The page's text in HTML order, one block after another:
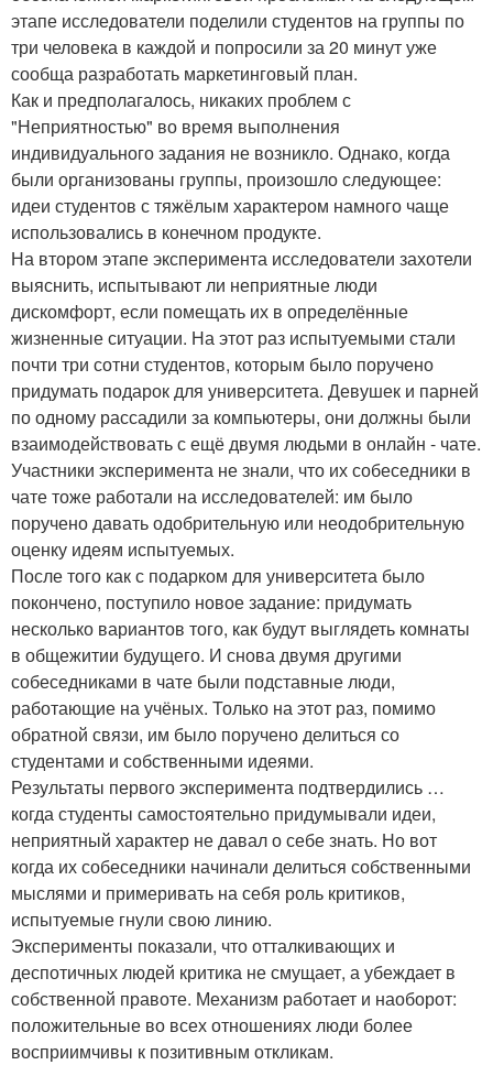
этапе исследователи поделили студентов на группы по
три человека в каждой и попросили за 20 минут уже
сообща разработать маркетинговый план.
Как и предполагалось, никаких проблем с
"Неприятностью" во время выполнения
индивидуального задания не возникло. Однако, когда
были организованы группы, произошло следующее:
идеи студентов с тяжёлым характером намного чаще
использовались в конечном продукте.
На втором этапе эксперимента исследователи захотели
выяснить, испытывают ли неприятные люди
дискомфорт, если помещать их в определённые
жизненные ситуации. На этот раз испытуемыми стали
почти три сотни студентов, которым было поручено
придумать подарок для университета. Девушек и парней
по одному рассадили за компьютеры, они должны были
взаимодействовать с ещё двумя людьми в онлайн - чате.
Участники эксперимента не знали, что их собеседники в
чате тоже работали на исследователей: им было
поручено давать одобрительную или неодобрительную
оценку идеям испытуемых.
После того как с подарком для университета было
покончено, поступило новое задание: придумать
несколько вариантов того, как будут выглядеть комнаты
в общежитии будущего. И снова двумя другими
собеседниками в чате были подставные люди,
работающие на учёных. Только на этот раз, помимо
обратной связи, им было поручено делиться со
студентами и собственными идеями.
Результаты первого эксперимента подтвердились …
когда студенты самостоятельно придумывали идеи,
неприятный характер не давал о себе знать. Но вот
когда их собеседники начинали делиться собственными
мыслями и примеривать на себя роль критиков,
испытуемые гнули свою линию.
Эксперименты показали, что отталкивающих и
деспотичных людей критика не смущает, а убеждает в
собственной правоте. Механизм работает и наоборот:
положительные во всех отношениях люди более
восприимчивы к позитивным откликам.